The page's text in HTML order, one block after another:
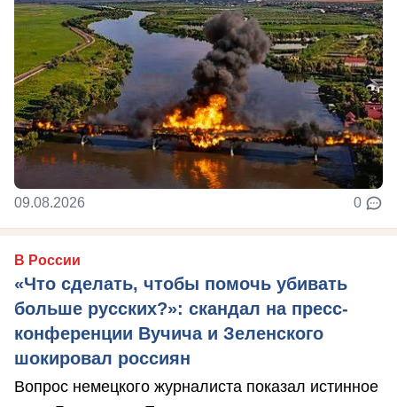
09.08.2026 0
В России
«Что сделать, чтобы помочь убивать
больше русских?»: скандал на пресс-
конференции Вучича и Зеленского
шокировал россиян
Вопрос немецкого журналиста показал истинное